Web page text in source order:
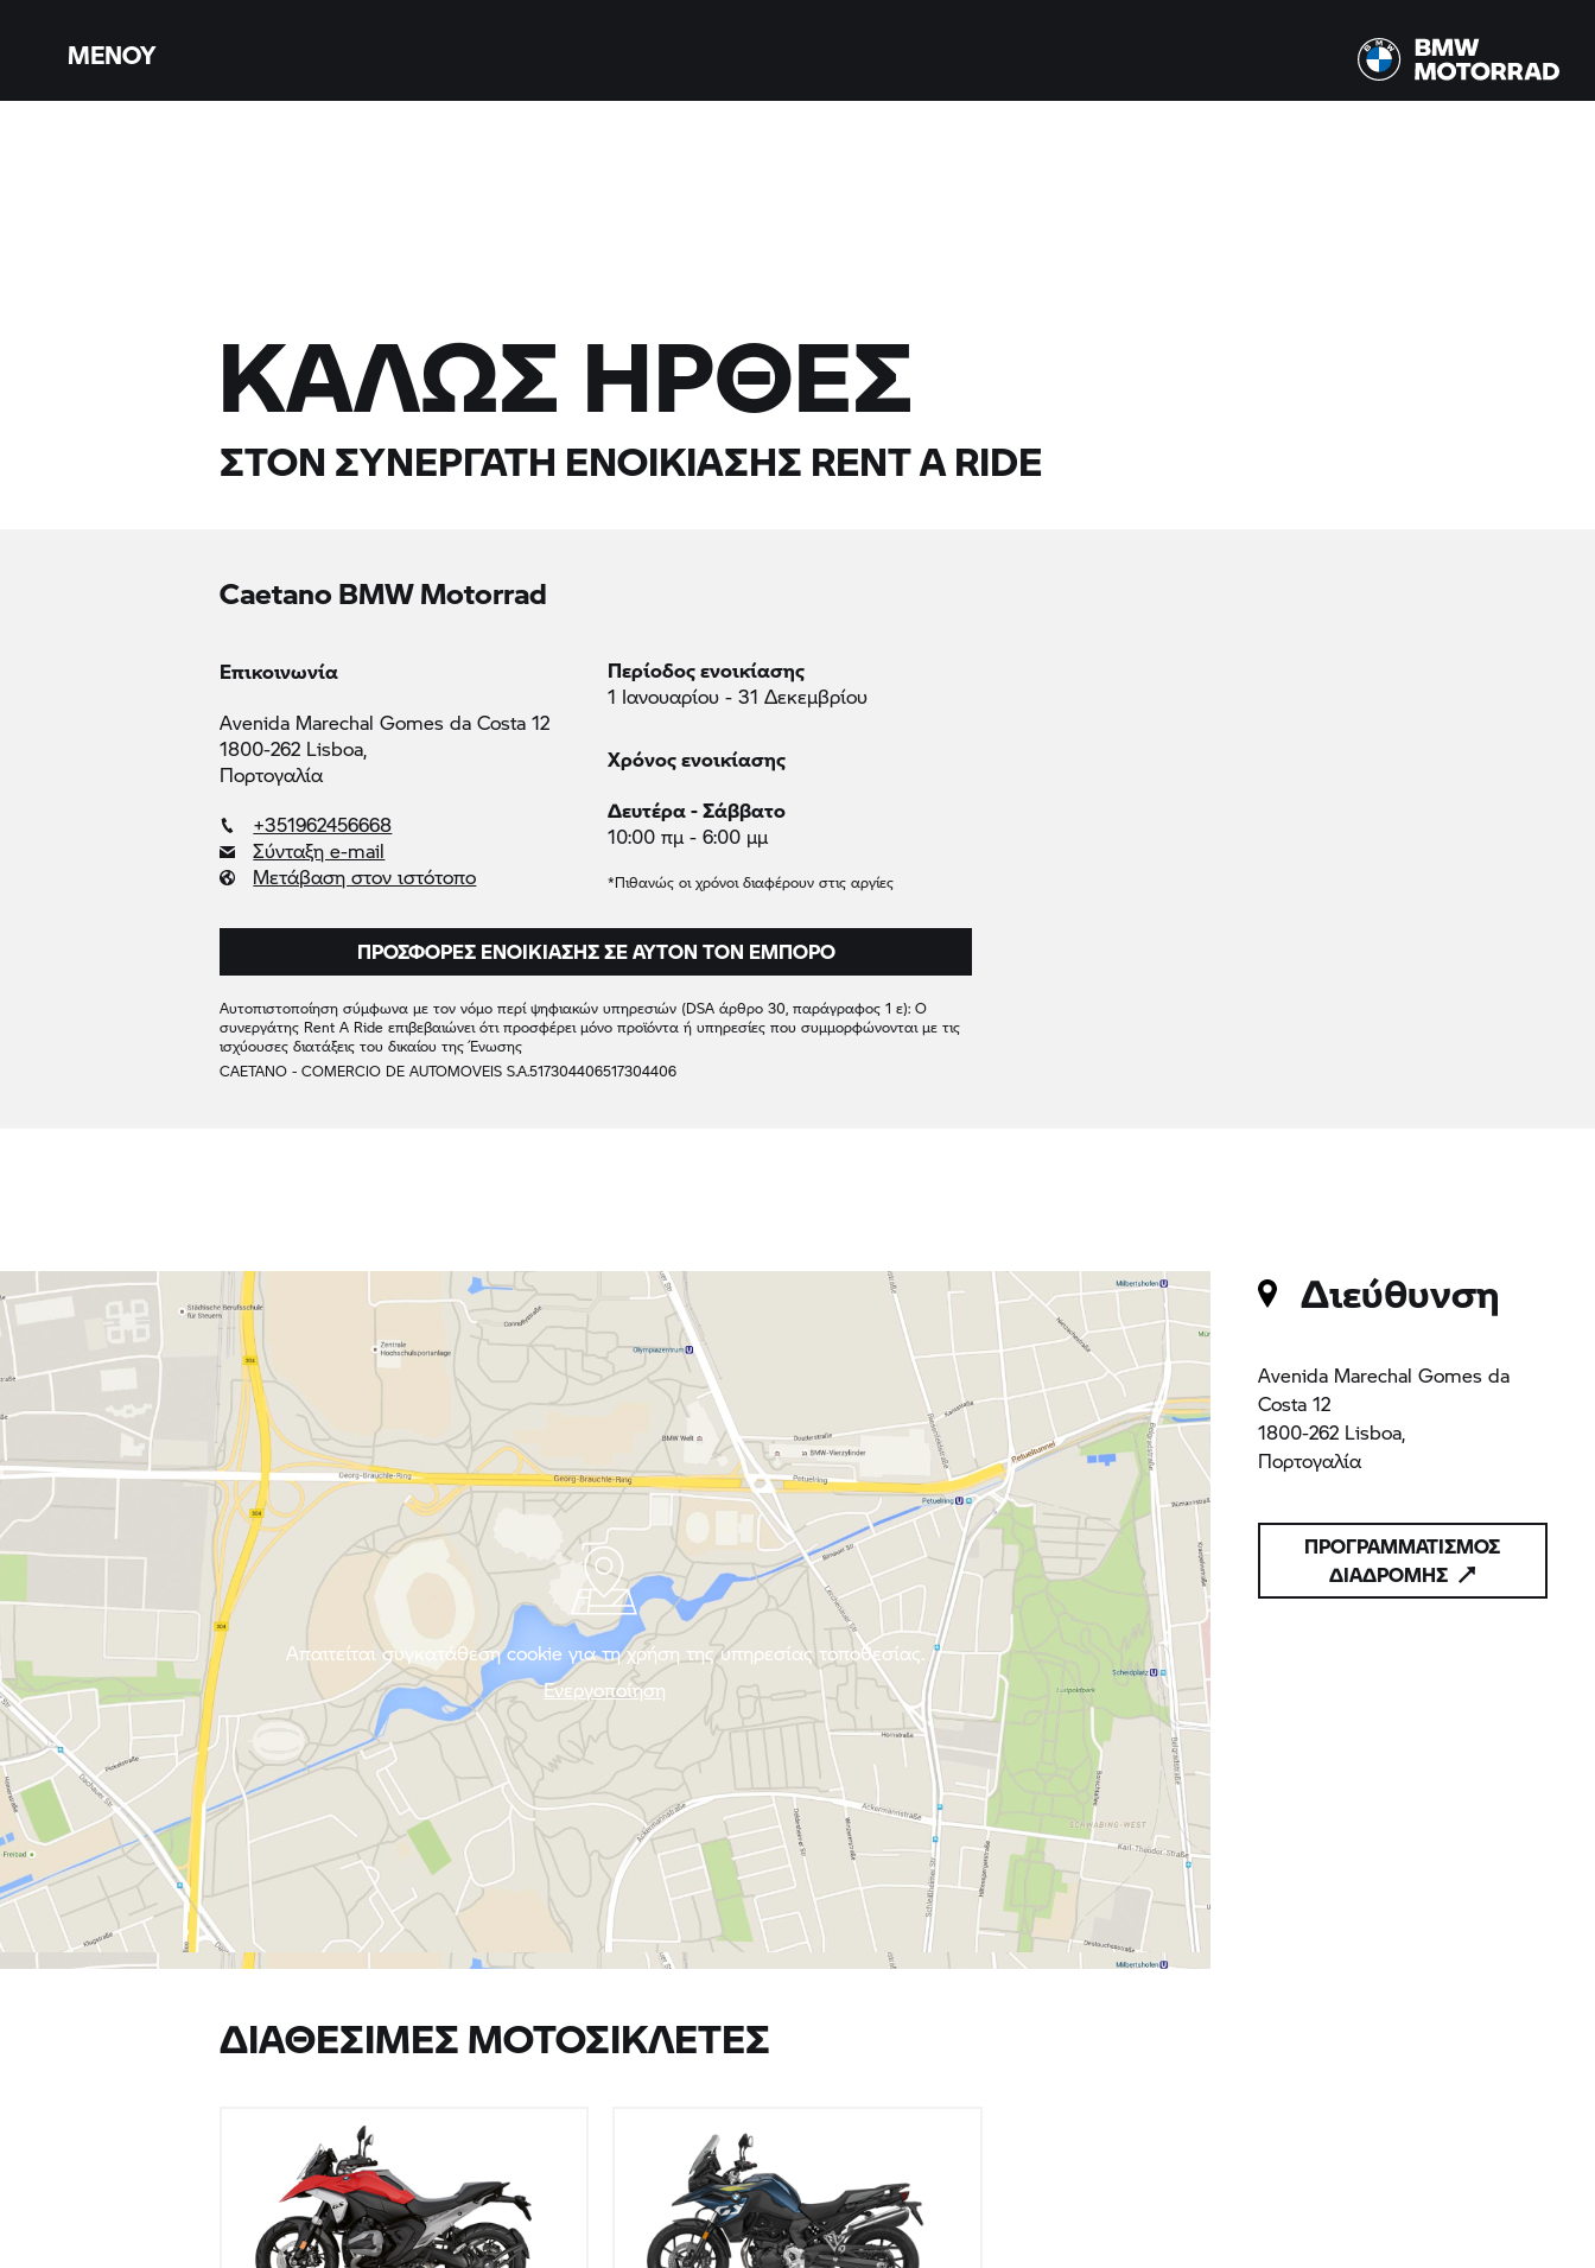
ΜΕΝΟΎ
ΚΑΛΏΣ ΉΡΘΕΣ
ΣΤΟΝ ΣΥΝΕΡΓΆΤΗ ΕΝΟΙΚΊΑΣΗΣ RENT A RIDE
Caetano BMW Motorrad
Επικοινωνία
Avenida Marechal Gomes da Costa 12
1800-262 Lisboa,
Πορτογαλία
+351962456668
Σύνταξη e-mail
Μετάβαση στον ιστότοπο
Περίοδος ενοικίασης
1 Ιανουαρίου - 31 Δεκεμβρίου
Χρόνος ενοικίασης
Δευτέρα - Σάββατο
10:00 πμ - 6:00 μμ
*Πιθανώς οι χρόνοι διαφέρουν στις αργίες
ΠΡΟΣΦΟΡΈΣ ΕΝΟΙΚΊΑΣΗΣ ΣΕ ΑΥΤΌΝ ΤΟΝ ΈΜΠΟΡΟ
Αυτοπιστοποίηση σύμφωνα με τον νόμο περί ψηφιακών υπηρεσιών (DSA άρθρο 30, παράγραφος 1 ε): Ο
συνεργάτης Rent A Ride επιβεβαιώνει ότι προσφέρει μόνο προϊόντα ή υπηρεσίες που συμμορφώνονται με τις
ισχύουσες διατάξεις του δικαίου της Ένωσης
CAETANO - COMERCIO DE AUTOMOVEIS S.A.517304406517304406
Διεύθυνση
Avenida Marechal Gomes da
Costa 12
1800-262 Lisboa,
Πορτογαλία
ΠΡΟΓΡΑΜΜΑΤΙΣΜΟΣ
ΔΙΑΔΡΟΜΗΣ
Απαιτείται συγκατάθεση cookie για τη χρήση της υπηρεσίας τοποθεσίας.
Ενεργοποίηση
ΔΙΑΘΈΣΙΜΕΣ ΜΟΤΟΣΙΚΛΈΤΕΣ